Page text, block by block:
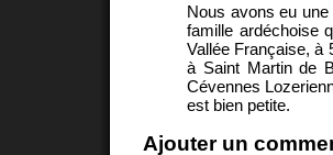
Nous avons eu
famille ardéchoise
Vallée Française, à
à Saint Martin de
Cévennes
est bien petite.
Ajouter un